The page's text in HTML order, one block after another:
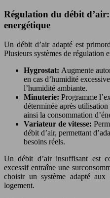
Régulation du débit
energétique
Un débit d’air adapté est
Plusieurs systèmes de régulation
Hygrostat: Augmente
en cas d’humidité
l’humidité ambiante.
Minuterie: Programme
déterminée après
ainsi la consommation
Variateur de vitesse:
débit d’air, permettant
besoins réels.
Un débit d’air insuffisant est
excessif entraîne une
choisir un système adapté aux
logement.